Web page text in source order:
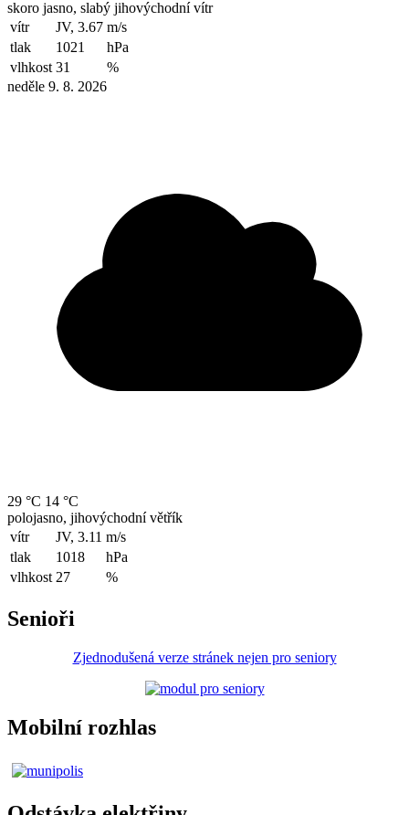
skoro jasno, slabý jihovýchodní vítr
vítr
JV, 3.67 m/s
tlak
1021
hPa
vlhkost 31
%
neděle 9. 8. 2026
29 °C 14 °C
polojasno, jihovýchodní větřík
vítr
JV, 3.11 m/s
tlak
1018
hPa
vlhkost 27 %
Senioři
Zjednodušená verze stránek nejen pro seniory
Mobilní rozhlas